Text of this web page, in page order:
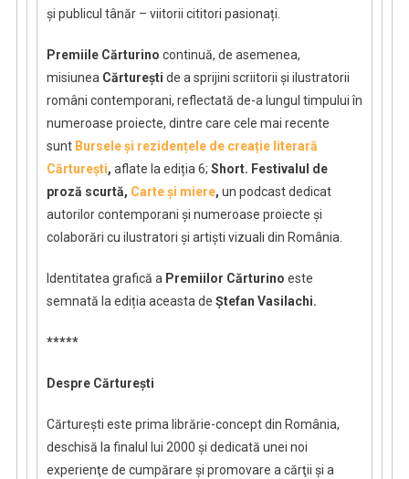
și publicul tânăr – viitorii cititori pasionați.
Premiile Cărturino continuă, de asemenea,
misiuneaCărturești de a sprijini scriitorii și ilustratorii
români contemporani, reflectată de-a lungul timpului în
numeroase proiecte, dintre care cele mai recente
suntBursele și rezidențele de creație literară
Cărturești, aflate la ediția 6; Short. Festivalul de
proză scurtă, Carte și miere, un podcast dedicat
autorilor contemporani și numeroase proiecte și
colaborări cu ilustratori și artiști vizuali din România.
Identitatea grafică a Premiilor Cărturino este
semnată la ediția aceasta de Ștefan Vasilachi.
*****
Despre Cărturești
Cărturești este prima librărie-concept din România,
deschisă la finalul lui 2000 și dedicată unei noi
experienţe de cumpărare și promovare a cărţii şi a